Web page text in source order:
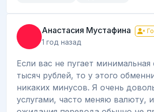
Анастасия Мустафина
1 год назад
Если вас не пугает минимальная
тысяч рублей, то у этого
никаких минусов. Я очень
услугами, часто меняю валюту,